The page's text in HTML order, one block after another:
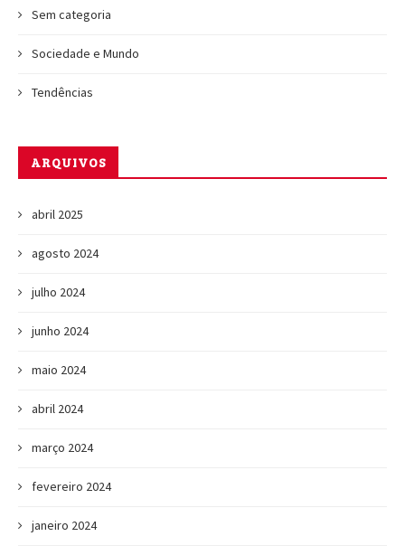
Sem categoria
Sociedade e Mundo
Tendências
ARQUIVOS
abril 2025
agosto 2024
julho 2024
junho 2024
maio 2024
abril 2024
março 2024
fevereiro 2024
janeiro 2024